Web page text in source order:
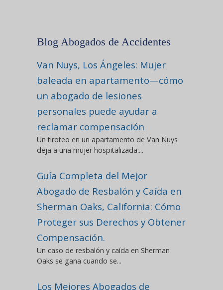
Blog Abogados de Accidentes
Van Nuys, Los Ángeles: Mujer
baleada en apartamento—cómo
un abogado de lesiones
personales puede ayudar a
reclamar compensación
Un tiroteo en un apartamento de Van Nuys
deja a una mujer hospitalizada:...
Guía Completa del Mejor
Abogado de Resbalón y Caída en
Sherman Oaks, California: Cómo
Proteger sus Derechos y Obtener
Compensación.
Un caso de resbalón y caída en Sherman
Oaks se gana cuando se...
Los Mejores Abogados de